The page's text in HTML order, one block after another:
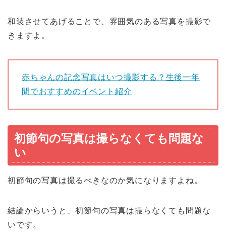
和装させてあげることで、雰囲気のある写真を撮影で
きますよ。
赤ちゃんの記念写真はいつ撮影する？生後一年
間でおすすめのイベント紹介
初節句の写真は撮らなくても問題な
い
初節句の写真は撮るべきなのか気になりますよね。
結論からいうと、初節句の写真は撮らなくても問題な
いです。